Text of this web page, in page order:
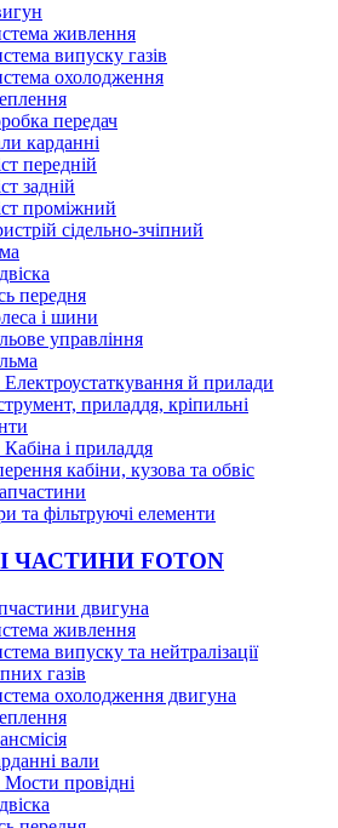
живлення
випуску газів
охолодження
передач
карданні
передній
задній
проміжний
сідельно-зчіпний
передня
і шини
управління
й прилади
приладдя, кріпильні
і приладдя
кабіни, кузова та обвіс
та фільтруючі елементи
ЧАСТИНИ FOTON
двигуна
живлення
випуску та нейтралізації
газів
охолодження двигуна
вали
Мости провідні